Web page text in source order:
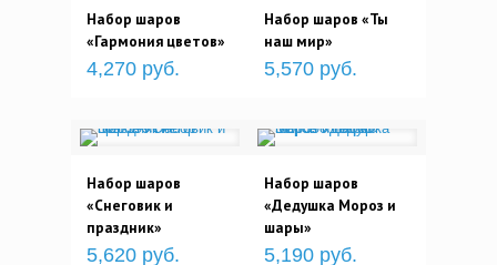
Набор шаров
«Гармония цветов»
4,270 руб.
Набор шаров «Ты
наш мир»
5,570 руб.
Набор шаров
«Снеговик и
праздник»
5,620 руб.
Набор шаров
«Дедушка Мороз и
шары»
5,190 руб.